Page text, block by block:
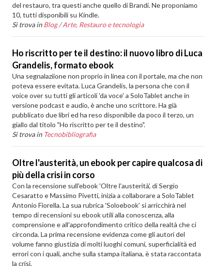
del restauro, tra questi anche quello di Brandi. Ne proponiamo
10, tutti disponibili su Kindle.
Si trova in Blog /Arte, Restauro e tecnologia
Ho riscritto per te il destino: il nuovo libro di Luca
Grandelis, formato ebook
Una segnalaziione non proprio in linea con il portale, ma che non
poteva essere evitata. Luca Grandelis, la persona che con il
voice over su tutti gli articoli 'da voce' a SoloTablet anche in
versione podcast e audio, è anche uno scrittore. Ha già
pubblicato due libri ed ha reso disponibile da poco il terzo, un
giallo dal titolo "Ho riscritto per te il destino".
Si trova in Tecnobibliografia
Oltre l'austerità, un ebook per capire qualcosa di
più della crisi in corso
Con la recensione sull'ebook 'Oltre l'austerità', di Sergio
Cesaratto e Massimo Pivetti, inizia a collaborare a SoloTablet
Antonio Fiorella. La sua rubrica 'Soloebook' si arricchirà nel
tempo di recensioni su ebook utili alla conoscenza, alla
comprensione e all'approfondimento critico della realtà che ci
circonda. La prima recensione evidenza come gli autori del
volume fanno giustizia di molti luoghi comuni, superficialità ed
errori con i quali, anche sulla stampa italiana, è stata raccontata
la crisi.